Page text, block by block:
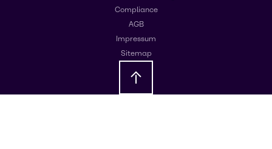
Compliance
AGB
Impressum
Sitemap